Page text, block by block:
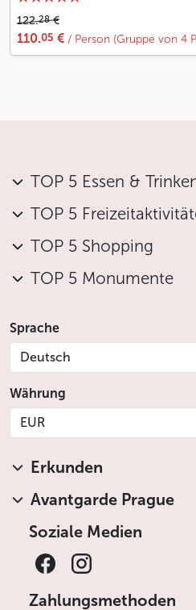
122.28€
110.05 € / Person (Gruppe von 4
TOP 5 Essen &
TOP 5
TOP 5 Shopping
TOP 5 Monumente
Sprache
Deutsch
Währung
EUR
Erkunden
Avantgarde Prague
Soziale Medien
Zahlungsmethoden